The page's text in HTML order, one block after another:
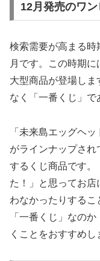
12月発売のワ
検索需要が高まる時
月です。この時期
大型商品が登場し
なく「一番くじ」で
「未来島エッグヘ
がラインナップさ
するくじ商品です。
た！」と思ってお
わなかったりする
「一番くじ」なの
くことをおすすめし